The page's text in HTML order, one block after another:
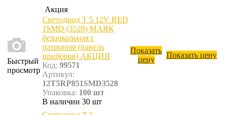
Быстрый
просмотр
Акция
Светодиод T 5 12V RED
1SMD (3528) МАЯК
безцокольная с
патроном (панель
приборов) АКЦИЯ
Код: 99571
Артикул:
12T5RP851SMD3528
Упаковка: 100 шт
В наличии 30 шт
Показать
цену
Показать цену